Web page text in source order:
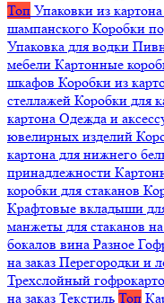
Топ Упаковки из
шампанского Коробки
Упаковка для водки
мебели Картонные
шкафов Коробки из
стеллажей Коробки для
картона Одежда и
ювелирных изделий
картона для нижнего
принадлежности
коробки для стаканов
Крафтовые вкладыши
манжеты для стаканов на
бокалов вина Разное
на заказ Перегородки и
Трехслойный
на заказ Текстиль Топ